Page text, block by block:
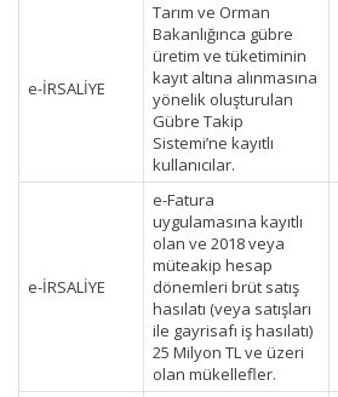
e-İRSALİYE
Tarım ve Orman
Bakanlığınca gübre
üretim ve tüketiminin
kayıt altına alınmasına
yönelik oluşturulan
Gübre Takip
Sistemi’ne kayıtlı
kullanıcılar.
e-İRSALİYE
e-Fatura
uygulamasına kayıtlı
olan ve 2018 veya
müteakip hesap
dönemleri brüt satış
hasılatı (veya satışları
ile gayrisafı iş hasılatı)
25 Milyon TL ve üzeri
olan mükellefler.